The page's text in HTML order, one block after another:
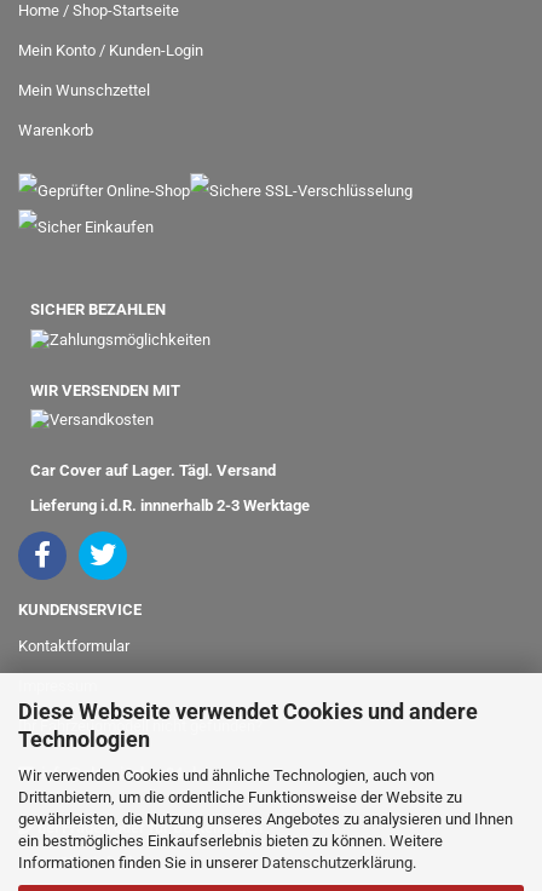
Diese Webseite verwendet Cookies und andere
Technologien
Wir verwenden Cookies und ähnliche Technologien, auch von
Drittanbietern, um die ordentliche Funktionsweise der Website zu
gewährleisten, die Nutzung unseres Angebotes zu analysieren und Ihnen
ein bestmögliches Einkaufserlebnis bieten zu können. Weitere
Informationen finden Sie in unserer Datenschutzerklärung.
Home / Shop-Startseite
Mein Konto / Kunden-Login
Mein Wunschzettel
Warenkorb
SICHER BEZAHLEN
WIR VERSENDEN MIT
Car Cover auf Lager. Tägl. Versand
Lieferung i.d.R. innnerhalb 2-3 Werktage
KUNDENSERVICE
Kontaktformular
Ihr Fahrzeugmodell nicht gefunden?
info@classicshop24.de
bei Fragen oder für Bestellungen
rufen Sie einfach an: